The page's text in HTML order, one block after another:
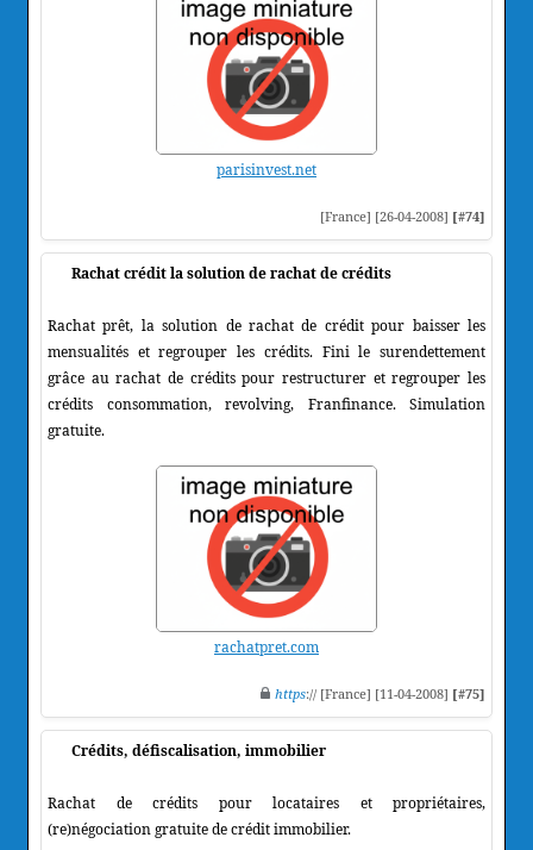
parisinvest.net
[France] [26-04-2008] [#74]
Rachat crédit la solution de rachat de crédits
Rachat prêt, la solution de rachat de crédit pour baisser les
mensualités et regrouper les crédits. Fini le surendettement
grâce au rachat de crédits pour restructurer et regrouper les
crédits consommation, revolving, Franfinance. Simulation
gratuite.
rachatpret.com
https:// [France] [11-04-2008] [#75]
Crédits, défiscalisation, immobilier
Rachat de crédits pour locataires et propriétaires,
(re)négociation gratuite de crédit immobilier.